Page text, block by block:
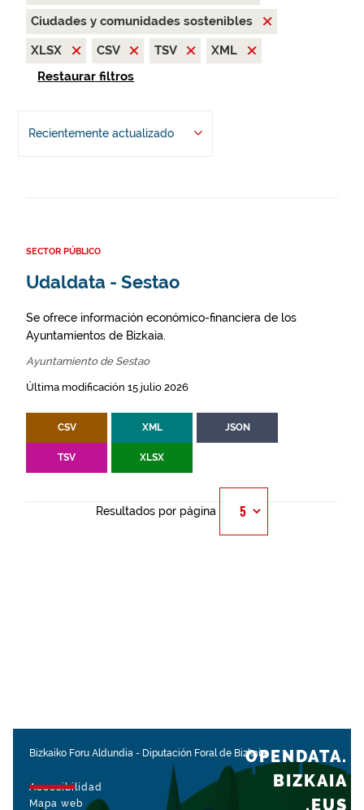
Ciudades y comunidades sostenibles
XLSX
CSV TSV
XML
Restaurar filtros
Recientemente actualizado
SECTOR PÚBLICO
Udaldata - Sestao
Se ofrece información económico-financiera de los
Ayuntamientos de Bizkaia.
Ayuntamiento de Sestao
Última modificación 15 julio 2026
CSV XML JSON
TSV XLSX
Resultados por página
Bizkaiko Foru Aldundia - Diputación Foral de Bizkaia
Accesibilidad
Mapa web
OPENDATA.
BIZKAIA
.EUS